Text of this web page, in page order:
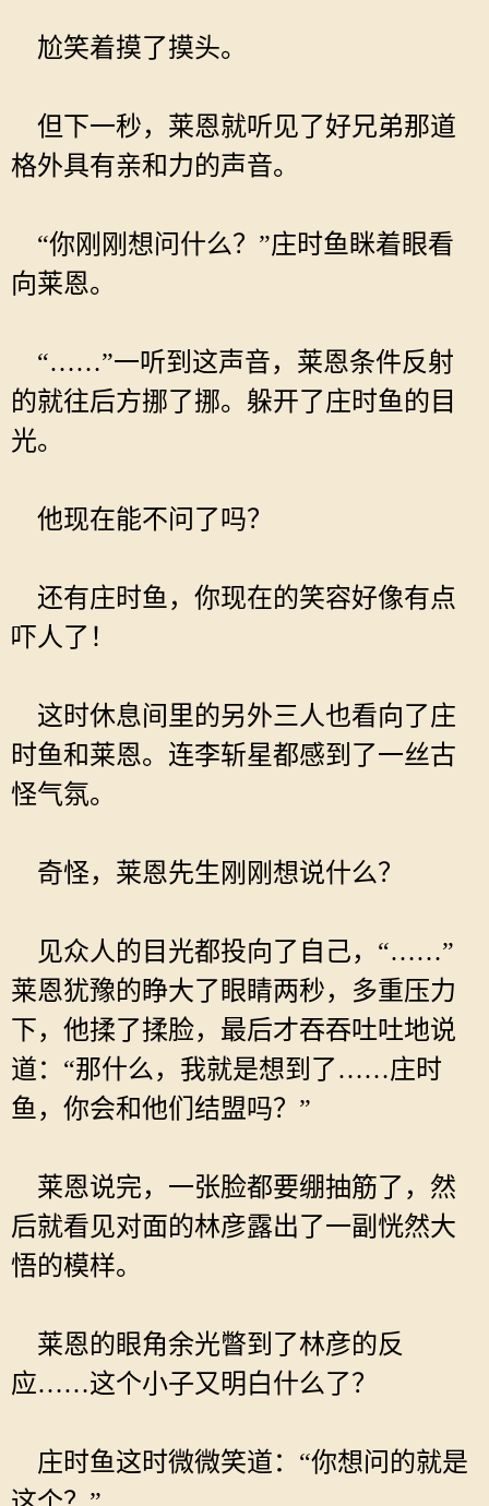
尬笑着摸了摸头。
但下一秒，莱恩就听见了好兄弟那道
格外具有亲和力的声音。
“你刚刚想问什么？”庄时鱼眯着眼看
向莱恩。
“……”一听到这声音，莱恩条件反射
的就往后方挪了挪。躲开了庄时鱼的目
光。
他现在能不问了吗？
还有庄时鱼，你现在的笑容好像有点
吓人了！
这时休息间里的另外三人也看向了庄
时鱼和莱恩。连李斩星都感到了一丝古
怪气氛。
奇怪，莱恩先生刚刚想说什么？
见众人的目光都投向了自己，“……”
莱恩犹豫的睁大了眼睛两秒，多重压力
下，他揉了揉脸，最后才吞吞吐吐地说
道：“那什么，我就是想到了……庄时
鱼，你会和他们结盟吗？”
莱恩说完，一张脸都要绷抽筋了，然
后就看见对面的林彦露出了一副恍然大
悟的模样。
莱恩的眼角余光瞥到了林彦的反
应……这个小子又明白什么了？
庄时鱼这时微微笑道：“你想问的就是